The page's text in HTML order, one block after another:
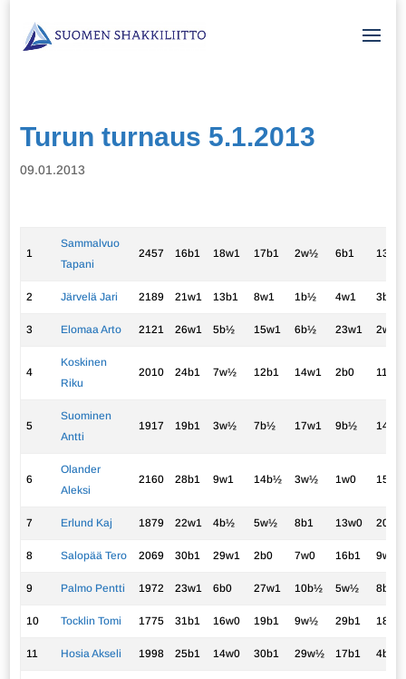
Turun turnaus 5.1.2013
09.01.2013
1
Sammalvuo
Tapani
2457 16b1 18w1 17b1 2w½ 6b1 13w1
2 Järvelä Jari 2189 21w1 13b1 8w1 1b½ 4w1 3b½
3 Elomaa Arto 2121 26w1 5b½ 15w1 6b½ 23w1 2w½
4
Koskinen
Riku
2010 24b1 7w½ 12b1 14w1 2b0 11w½
5
Suominen
Antti
1917 19b1 3w½ 7b½ 17w1 9b½ 14w½
6
Olander
Aleksi
2160 28b1 9w1 14b½ 3w½ 1w0 15b½
7 Erlund Kaj 1879 22w1 4b½ 5w½ 8b1 13w0 20b1
8 Salopää Tero 2069 30b1 29w1 2b0 7w0 16b1 9w½
9 Palmo Pentti 1972 23w1 6b0 27w1 10b½ 5w½ 8b½
10 Tocklin Tomi 1775 31b1 16w0 19b1 9w½ 29b1 18w½
11 Hosia Akseli 1998 25b1 14w0 30b1 29w½ 17b1 4b½